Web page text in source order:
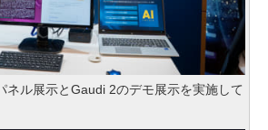
ネル展示とGaudi 2のデモ展示を実施して